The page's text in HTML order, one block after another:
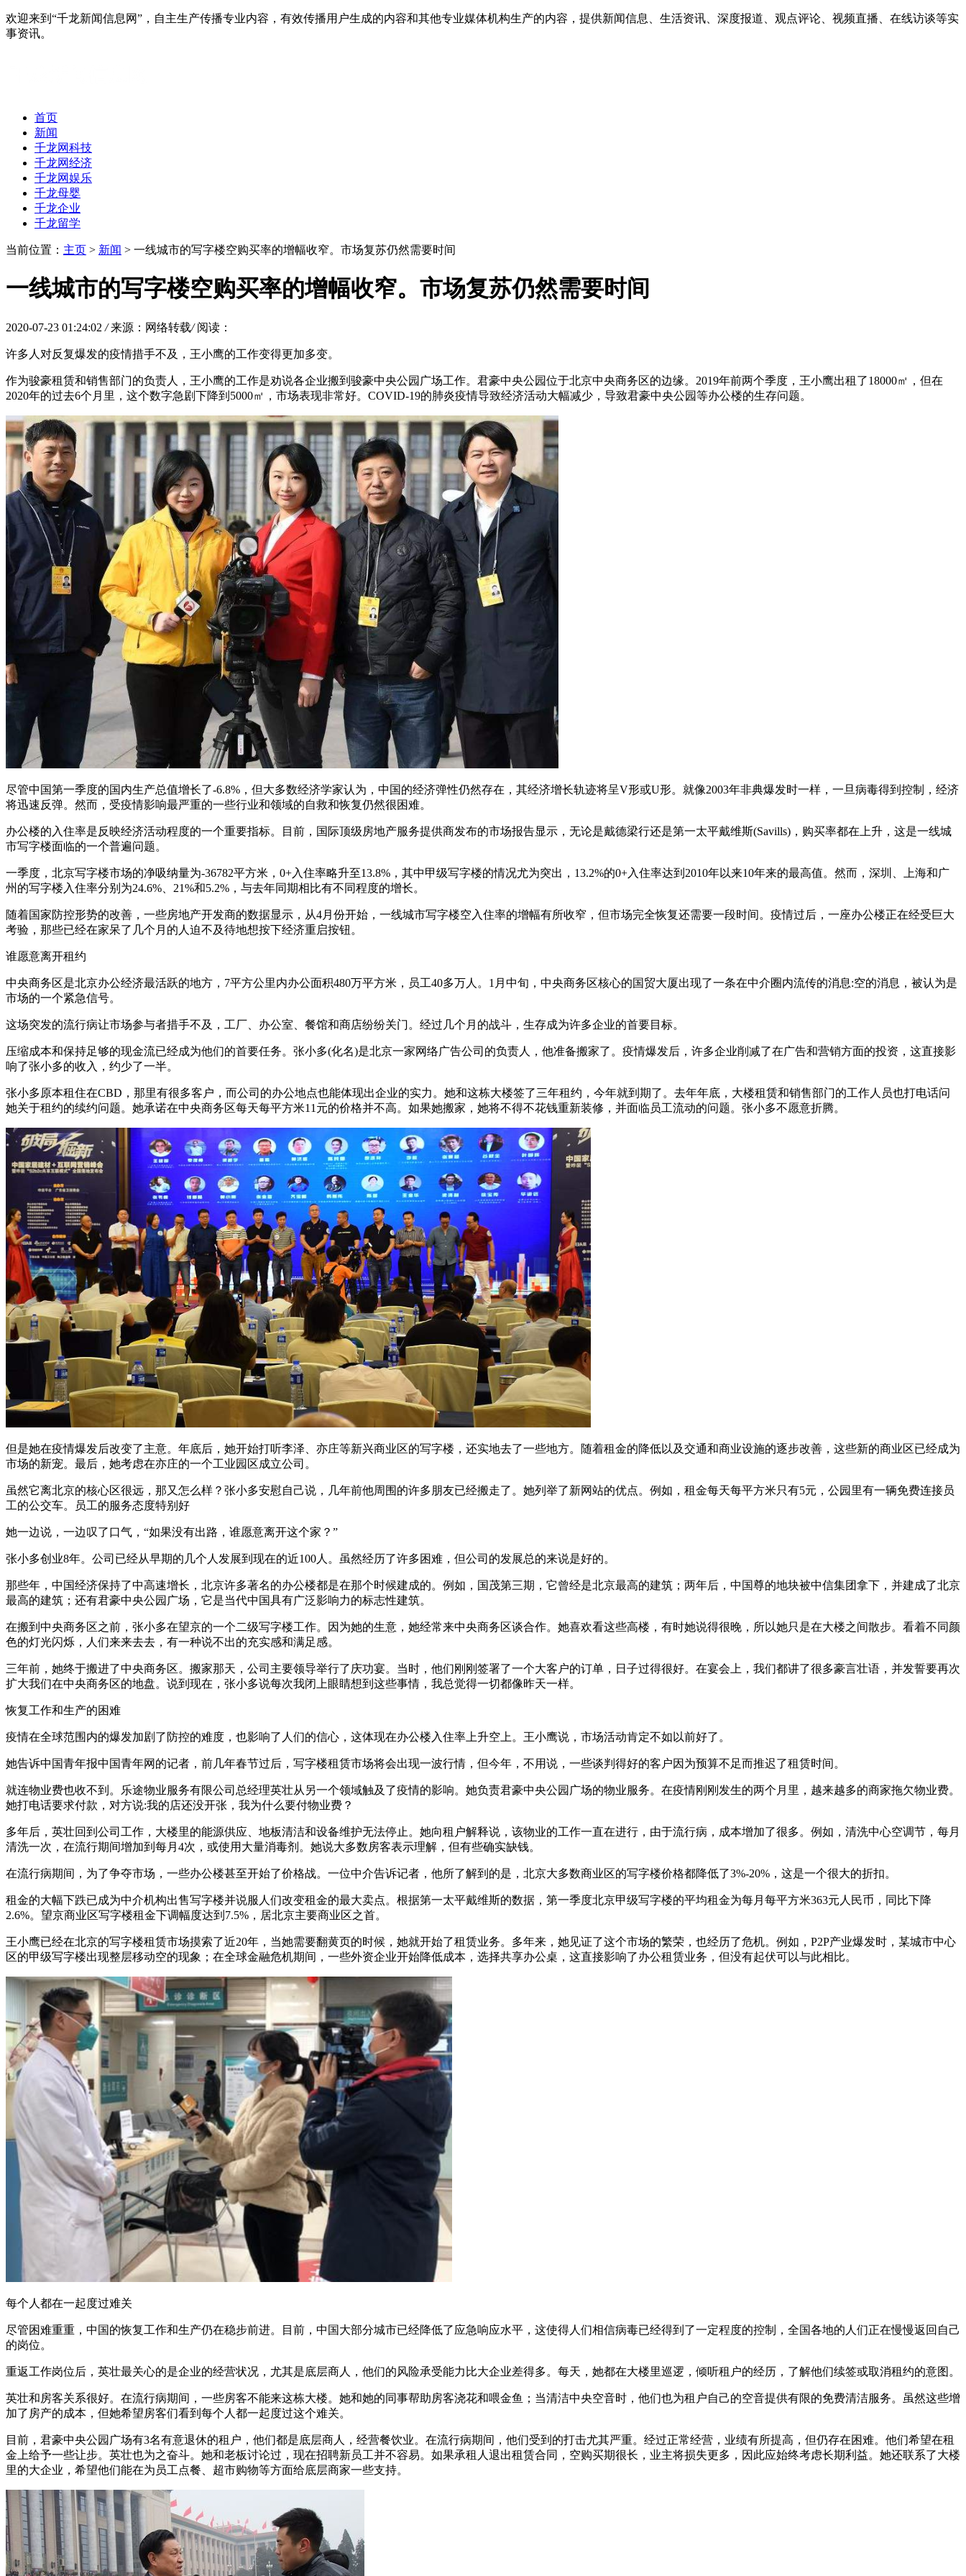
欢迎来到“千龙新闻信息网”，自主生产传播专业内容，有效传播用户生成的内容和其他专业媒体机构生产的内容，提供新闻信息、生活资讯、深度报道、观点评论、视频直播、在线访谈等实
事资讯。
首页
新闻
千龙网科技
千龙网经济
千龙网娱乐
千龙母婴
千龙企业
千龙留学
当前位置： 主页 > 新闻 > 一线城市的写字楼空购买率的增幅收窄。市场复苏仍然需要时间
一线城市的写字楼空购买率的增幅收窄。市场复苏仍然需要时间
2020-07-23 01:24:02 / 来源：网络转载/ 阅读：
许多人对反复爆发的疫情措手不及，王小鹰的工作变得更加多变。
作为骏豪租赁和销售部门的负责人，王小鹰的工作是劝说各企业搬到骏豪中央公园广场工作。君豪中央公园位于北京中央商务区的边缘。2019年前两个季度，王小鹰出租了18000㎡，但在
2020年的过去6个月里，这个数字急剧下降到5000㎡，市场表现非常好。COVID-19的肺炎疫情导致经济活动大幅减少，导致君豪中央公园等办公楼的生存问题。
尽管中国第一季度的国内生产总值增长了-6.8%，但大多数经济学家认为，中国的经济弹性仍然存在，其经济增长轨迹将呈V形或U形。就像2003年非典爆发时一样，一旦病毒得到控制，经济
将迅速反弹。然而，受疫情影响最严重的一些行业和领域的自救和恢复仍然很困难。
办公楼的入住率是反映经济活动程度的一个重要指标。目前，国际顶级房地产服务提供商发布的市场报告显示，无论是戴德梁行还是第一太平戴维斯(Savills)，购买率都在上升，这是一线城
市写字楼面临的一个普遍问题。
一季度，北京写字楼市场的净吸纳量为-36782平方米，0+入住率略升至13.8%，其中甲级写字楼的情况尤为突出，13.2%的0+入住率达到2010年以来10年来的最高值。然而，深圳、上海和广
州的写字楼入住率分别为24.6%、21%和5.2%，与去年同期相比有不同程度的增长。
随着国家防控形势的改善，一些房地产开发商的数据显示，从4月份开始，一线城市写字楼空入住率的增幅有所收窄，但市场完全恢复还需要一段时间。疫情过后，一座办公楼正在经受巨大
考验，那些已经在家呆了几个月的人迫不及待地想按下经济重启按钮。
谁愿意离开租约
中央商务区是北京办公经济最活跃的地方，7平方公里内办公面积480万平方米，员工40多万人。1月中旬，中央商务区核心的国贸大厦出现了一条在中介圈内流传的消息:空的消息，被认为是
市场的一个紧急信号。
这场突发的流行病让市场参与者措手不及，工厂、办公室、餐馆和商店纷纷关门。经过几个月的战斗，生存成为许多企业的首要目标。
压缩成本和保持足够的现金流已经成为他们的首要任务。张小多(化名)是北京一家网络广告公司的负责人，他准备搬家了。疫情爆发后，许多企业削减了在广告和营销方面的投资，这直接影
响了张小多的收入，约少了一半。
张小多原本租住在CBD，那里有很多客户，而公司的办公地点也能体现出企业的实力。她和这栋大楼签了三年租约，今年就到期了。去年年底，大楼租赁和销售部门的工作人员也打电话问
她关于租约的续约问题。她承诺在中央商务区每天每平方米11元的价格并不高。如果她搬家，她将不得不花钱重新装修，并面临员工流动的问题。张小多不愿意折腾。
但是她在疫情爆发后改变了主意。年底后，她开始打听李泽、亦庄等新兴商业区的写字楼，还实地去了一些地方。随着租金的降低以及交通和商业设施的逐步改善，这些新的商业区已经成为
市场的新宠。最后，她考虑在亦庄的一个工业园区成立公司。
虽然它离北京的核心区很远，那又怎么样？张小多安慰自己说，几年前他周围的许多朋友已经搬走了。她列举了新网站的优点。例如，租金每天每平方米只有5元，公园里有一辆免费连接员
工的公交车。员工的服务态度特别好
她一边说，一边叹了口气，“如果没有出路，谁愿意离开这个家？”
张小多创业8年。公司已经从早期的几个人发展到现在的近100人。虽然经历了许多困难，但公司的发展总的来说是好的。
那些年，中国经济保持了中高速增长，北京许多著名的办公楼都是在那个时候建成的。例如，国茂第三期，它曾经是北京最高的建筑；两年后，中国尊的地块被中信集团拿下，并建成了北京
最高的建筑；还有君豪中央公园广场，它是当代中国具有广泛影响力的标志性建筑。
在搬到中央商务区之前，张小多在望京的一个二级写字楼工作。因为她的生意，她经常来中央商务区谈合作。她喜欢看这些高楼，有时她说得很晚，所以她只是在大楼之间散步。看着不同颜
色的灯光闪烁，人们来来去去，有一种说不出的充实感和满足感。
三年前，她终于搬进了中央商务区。搬家那天，公司主要领导举行了庆功宴。当时，他们刚刚签署了一个大客户的订单，日子过得很好。在宴会上，我们都讲了很多豪言壮语，并发誓要再次
扩大我们在中央商务区的地盘。说到现在，张小多说每次我闭上眼睛想到这些事情，我总觉得一切都像昨天一样。
恢复工作和生产的困难
疫情在全球范围内的爆发加剧了防控的难度，也影响了人们的信心，这体现在办公楼入住率上升空上。王小鹰说，市场活动肯定不如以前好了。
她告诉中国青年报中国青年网的记者，前几年春节过后，写字楼租赁市场将会出现一波行情，但今年，不用说，一些谈判得好的客户因为预算不足而推迟了租赁时间。
就连物业费也收不到。乐途物业服务有限公司总经理英壮从另一个领域触及了疫情的影响。她负责君豪中央公园广场的物业服务。在疫情刚刚发生的两个月里，越来越多的商家拖欠物业费。
她打电话要求付款，对方说:我的店还没开张，我为什么要付物业费？
多年后，英壮回到公司工作，大楼里的能源供应、地板清洁和设备维护无法停止。她向租户解释说，该物业的工作一直在进行，由于流行病，成本增加了很多。例如，清洗中心空调节，每月
清洗一次，在流行期间增加到每月4次，或使用大量消毒剂。她说大多数房客表示理解，但有些确实缺钱。
在流行病期间，为了争夺市场，一些办公楼甚至开始了价格战。一位中介告诉记者，他所了解到的是，北京大多数商业区的写字楼价格都降低了3%-20%，这是一个很大的折扣。
租金的大幅下跌已成为中介机构出售写字楼并说服人们改变租金的最大卖点。根据第一太平戴维斯的数据，第一季度北京甲级写字楼的平均租金为每月每平方米363元人民币，同比下降
2.6%。望京商业区写字楼租金下调幅度达到7.5%，居北京主要商业区之首。
王小鹰已经在北京的写字楼租赁市场摸索了近20年，当她需要翻黄页的时候，她就开始了租赁业务。多年来，她见证了这个市场的繁荣，也经历了危机。例如，P2P产业爆发时，某城市中心
区的甲级写字楼出现整层移动空的现象；在全球金融危机期间，一些外资企业开始降低成本，选择共享办公桌，这直接影响了办公租赁业务，但没有起伏可以与此相比。
每个人都在一起度过难关
尽管困难重重，中国的恢复工作和生产仍在稳步前进。目前，中国大部分城市已经降低了应急响应水平，这使得人们相信病毒已经得到了一定程度的控制，全国各地的人们正在慢慢返回自己
的岗位。
重返工作岗位后，英壮最关心的是企业的经营状况，尤其是底层商人，他们的风险承受能力比大企业差得多。每天，她都在大楼里巡逻，倾听租户的经历，了解他们续签或取消租约的意图。
英壮和房客关系很好。在流行病期间，一些房客不能来这栋大楼。她和她的同事帮助房客浇花和喂金鱼；当清洁中央空音时，他们也为租户自己的空音提供有限的免费清洁服务。虽然这些增
加了房产的成本，但她希望房客们看到每个人都一起度过这个难关。
目前，君豪中央公园广场有3名有意退休的租户，他们都是底层商人，经营餐饮业。在流行病期间，他们受到的打击尤其严重。经过正常经营，业绩有所提高，但仍存在困难。他们希望在租
金上给予一些让步。英壮也为之奋斗。她和老板讨论过，现在招聘新员工并不容易。如果承租人退出租赁合同，空购买期很长，业主将损失更多，因此应始终考虑长期利益。她还联系了大楼
里的大企业，希望他们能在为员工点餐、超市购物等方面给底层商家一些支持。